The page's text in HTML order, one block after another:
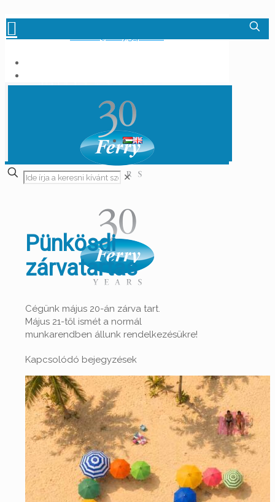
✕
Pünkösdi
zárvatartás
Cégünk május 20-án zárva tart.
Május 21-től ismét a normál
munkarendben állunk rendelkezésükre!
Kapcsolódó bejegyzések